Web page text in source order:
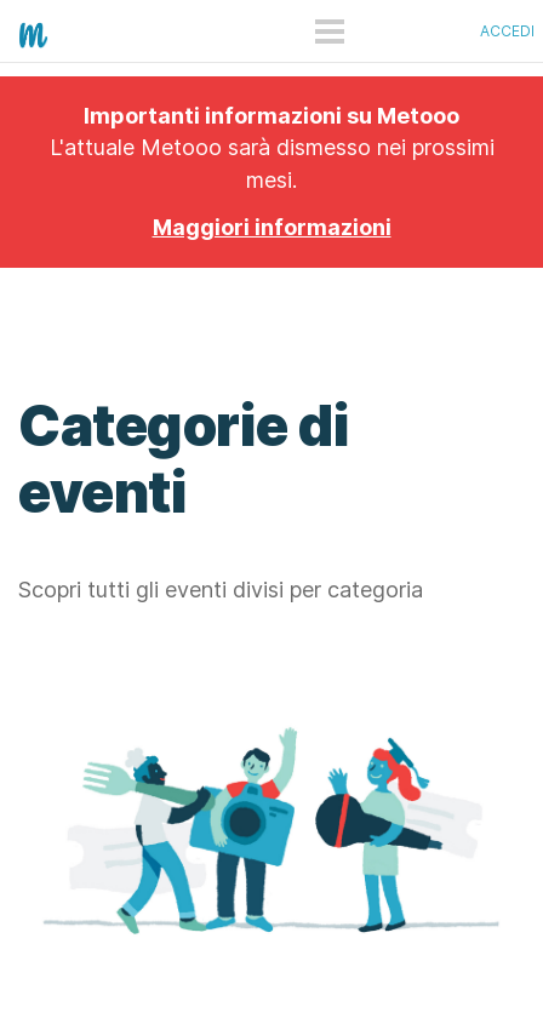
ACCEDI
Importanti informazioni su Metooo
L'attuale Metooo sarà dismesso nei prossimi
mesi.
Maggiori informazioni
Categorie di
eventi
Scopri tutti gli eventi divisi per categoria